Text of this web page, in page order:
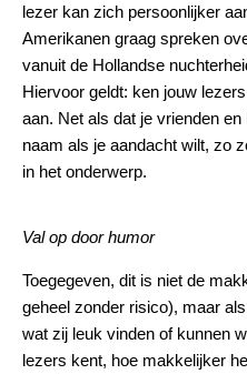
lezer kan zich persoonlijker
Amerikanen graag spreken
vanuit de Hollandse
Hiervoor geldt: ken jouw
aan. Net als dat je vrienden
naam als je aandacht wilt, zo
in het onderwerp.
Val op door humor
Toegegeven, dit is niet de
geheel zonder risico), maar
wat zij leuk vinden of kunnen
lezers kent, hoe makkelijker